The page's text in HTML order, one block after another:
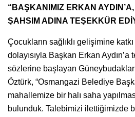
“BAŞKANIMIZ ERKAN
ŞAHSIM ADINA TEŞEKKÜR
Çocukların sağlıklı gelişimine
dolayısıyla Başkan Erkan Aydın’a
sözlerine başlayan
Öztürk, “Osmangazi Belediye
mahallemize bir halı saha
bulunduk. Talebimizi ilettiğimizde